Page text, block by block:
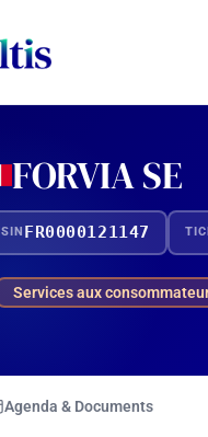
FORVIA SE
ISIN FR0000121147
Services aux
Agenda & Documents